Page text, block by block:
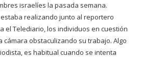
israelíes la pasada semana.
realizando junto al reportero
el Telediario, los individuos en cuestión
cámara obstaculizando su trabajo. Algo
es habitual cuando se intenta